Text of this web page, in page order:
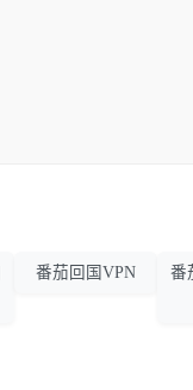
番茄回国VPN
番